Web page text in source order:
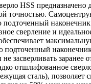
HSS предназначено
точностью.
подточенный
сверление и
подточенный
засверливать заранее
отшлифованное
сталь), позволяет